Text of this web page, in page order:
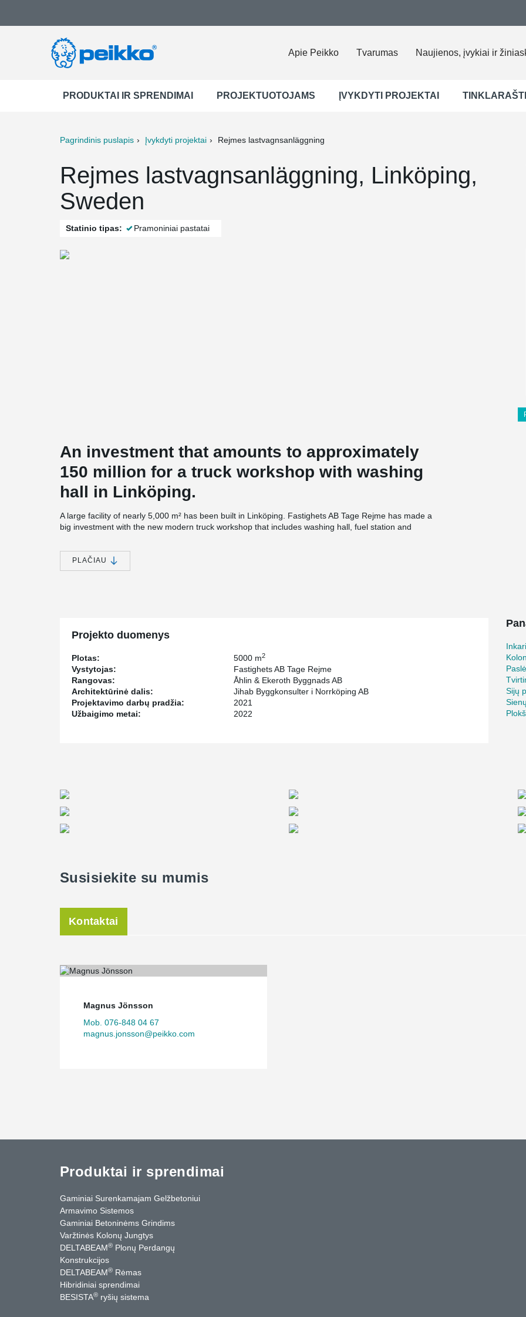
Apie Peikko Tvarumas Naujienos, įvykiai ir
PRODUKTAI IR SPRENDIMAI PROJEKTUOTOJAMS ĮVYKDYTI PROJEKTAI
Pagrindinis puslapis Įvykdyti projektai Rejmes lastvagnsanläggning
Rejmes lastvagnsanläggning, Linköping,
Sweden
Statinio tipas: Pramoniniai pastatai
An investment that amounts to approximately
150 million for a truck workshop with washing
hall in Linköping.
A large facility of nearly 5,000 m² has been built in Linköping. Fastighets AB Tage Rejme has made a
big investment with the new modern truck workshop that includes washing hall, fuel station and
The facility has a major focus of being environmentally friendly and will be operated by its own solar
panels and geothermal heat. The entire construction was a major investment which took 18 months
has; in a flexible way created openings and configurations for hollow-core slab floors.
PLAČIAU
Projekto duomenys
Plotas: 5000 m2
Vystytojas:
Fastighets AB Tage Rejme
Rangovas:
Åhlin & Ekeroth Byggnads AB
Architektūrinė dalis:
Jihab Byggkonsulter i Norrköping AB
Projektavimo darbų pradžia:
2021
Užbaigimo metai:
2022
Sijų
Susisiekite su mumis
Kontaktai
Magnus Jönsson
Mob. 076-848 04 67
magnus.jonsson@peikko.com
Produktai ir sprendimai
Gaminiai Surenkamajam Gelžbetoniui
Armavimo Sistemos
Gaminiai Betoninėms Grindims
Varžtinės Kolonų Jungtys
DELTABEAM® Plonų Perdangų
Konstrukcijos
DELTABEAM® Rėmas
Hibridiniai sprendimai
BESISTA® ryšių sistema